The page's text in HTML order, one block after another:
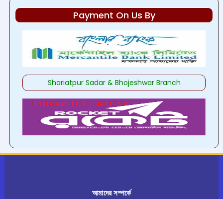
Payment On Us By
Shariatpur Sadar & Bhojeshwar Branch
আমাদের সম্পর্কে